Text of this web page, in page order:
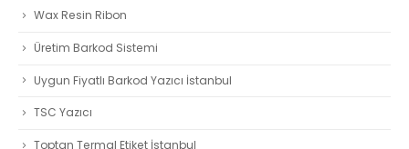
Wax Resin Ribon
Üretim Barkod Sistemi
Uygun Fiyatlı Barkod Yazıcı İstanbul
TSC Yazıcı
Toptan Termal Etiket İstanbul